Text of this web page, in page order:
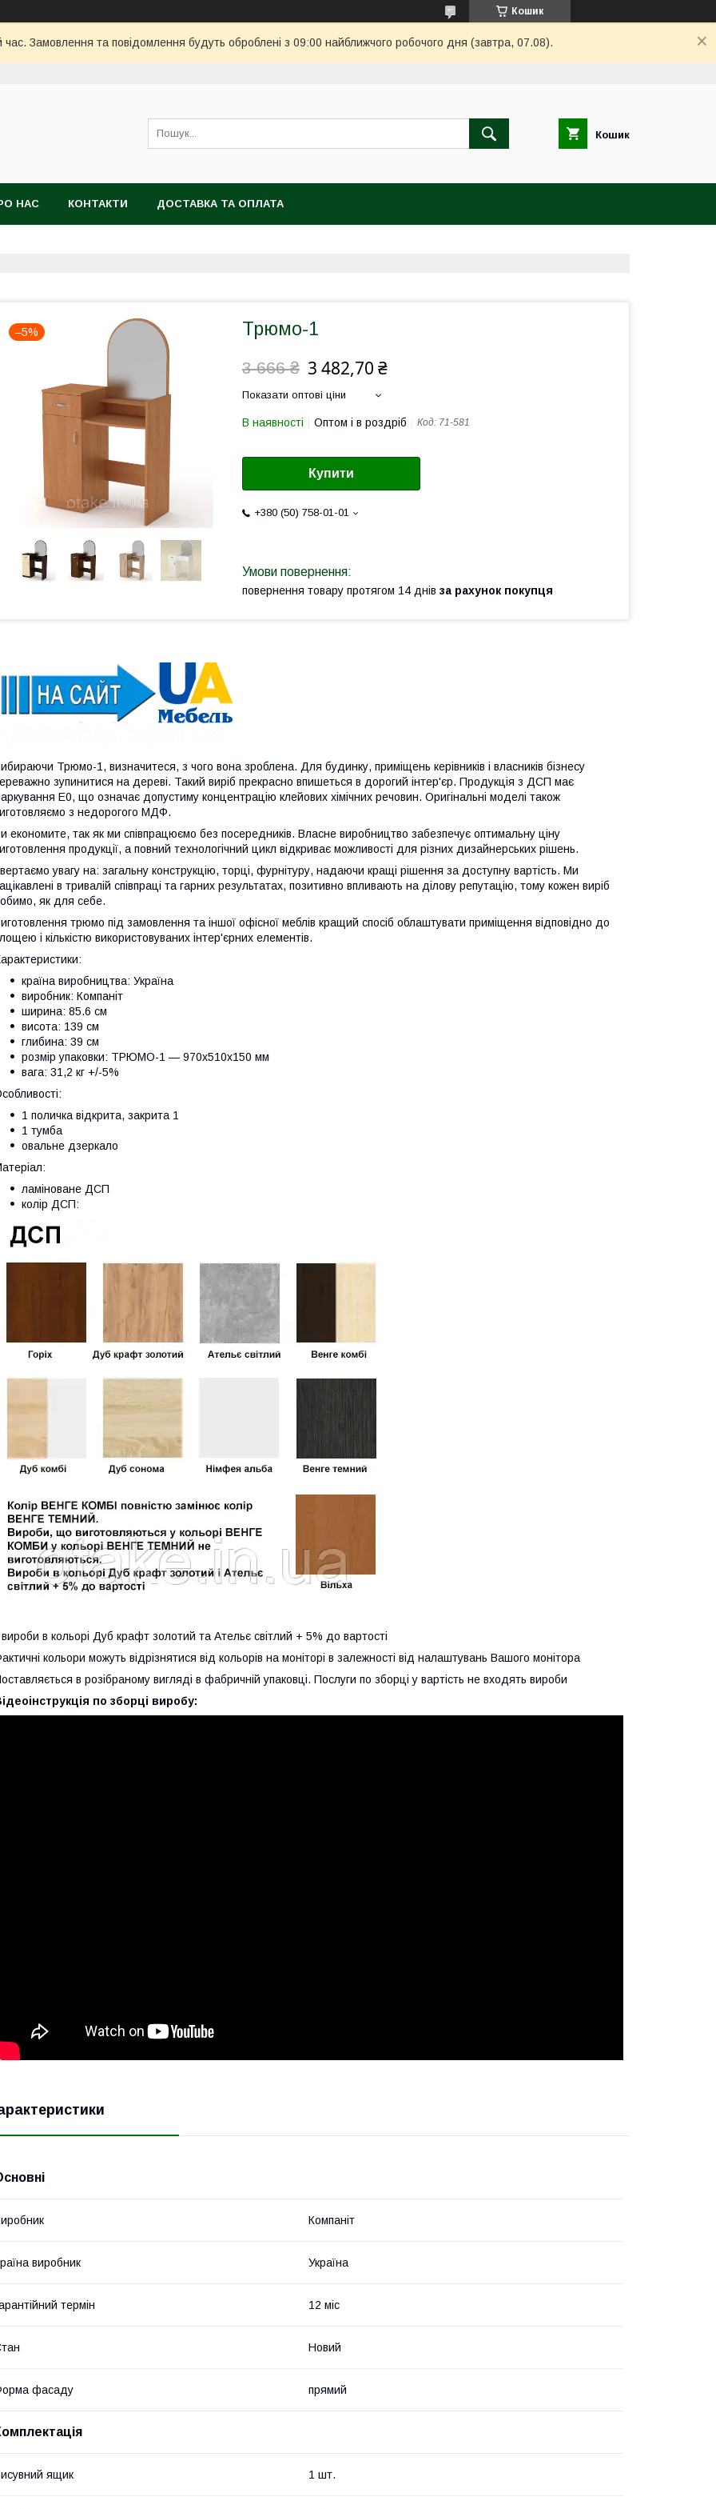
Кошик
час. Замовлення та повідомлення будуть оброблені з 09:00 найближчого робочого дня (завтра, 07.08).
Кошик
НАС КОНТАКТИ ДОСТАВКА ТА ОПЛАТА
–5% Трюмо-1
3 666 ₴ 3 482,70 ₴
Показати оптові ціни
В наявності Оптом і в роздріб Код: 71-581
Купити
+380 (50) 758-01-01
повернення товару протягом 14 днів за рахунок покупця
Трюмо-1, визначитеся, з чого вона зроблена. Для будинку, приміщень керівників і власників бізнесу
зупинитися на дереві. Такий виріб прекрасно впишеться в дорогий інтер'єр. Продукція з ДСП має
Е0, що означає допустиму концентрацію клейових хімічних речовин. Оригінальні моделі також
з недорогого МДФ.
економите, так як ми співпрацюємо без посередників. Власне виробництво забезпечує оптимальну ціну
продукції, а повний технологічний цикл відкриває можливості для різних дизайнерських рішень.
увагу на: загальну конструкцію, торці, фурнітуру, надаючи кращі рішення за доступну вартість. Ми
в тривалій співпраці та гарних результатах, позитивно впливають на ділову репутацію, тому кожен виріб
як для себе.
трюмо під замовлення та іншої офісної меблів кращий спосіб облаштувати приміщення відповідно до
і кількістю використовуваних інтер'єрних елементів.
країна виробництва: Україна
виробник: Компаніт
ширина: 85.6 см
висота: 139 см
глибина: 39 см
розмір упаковки: ТРЮМО-1 — 970х510х150 мм
вага: 31,2 кг +/-5%
1 поличка відкрита, закрита 1
1 тумба
овальне дзеркало
ламіноване ДСП
колір ДСП:
в кольорі Дуб крафт золотий та Ательє світлий + 5% до вартості
кольори можуть відрізнятися від кольорів на моніторі в залежності від налаштувань Вашого монітора
в розібраному вигляді в фабричній упаковці. Послуги по зборці у вартість не входять вироби
по зборці виробу:
Компаніт
виробник Україна
термін 12 міс
Новий
фасаду прямий
ящик 1 шт.